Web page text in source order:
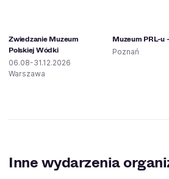
Zwiedzanie Muzeum
Polskiej Wódki
06.08-31.12.2026
Warszawa
Muzeum PRL-u
Poznań
Inne wydarzenia